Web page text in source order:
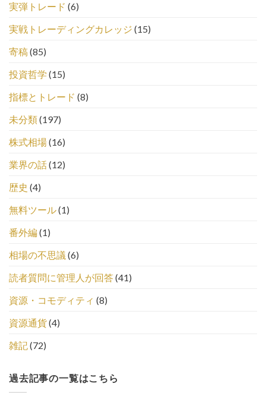
実弾トレード (6)
実戦トレーディングカレッジ (15)
寄稿(85)
投資哲学 (15)
指標とトレード (8)
未分類(197)
株式相場(16)
業界の話(12)
歴史 (4)
無料ツール(1)
番外編(1)
相場の不思議 (6)
読者質問に管理人が回答(41)
資源・コモディティ (8)
資源通貨(4)
雑記(72)
過去記事の一覧はこちら